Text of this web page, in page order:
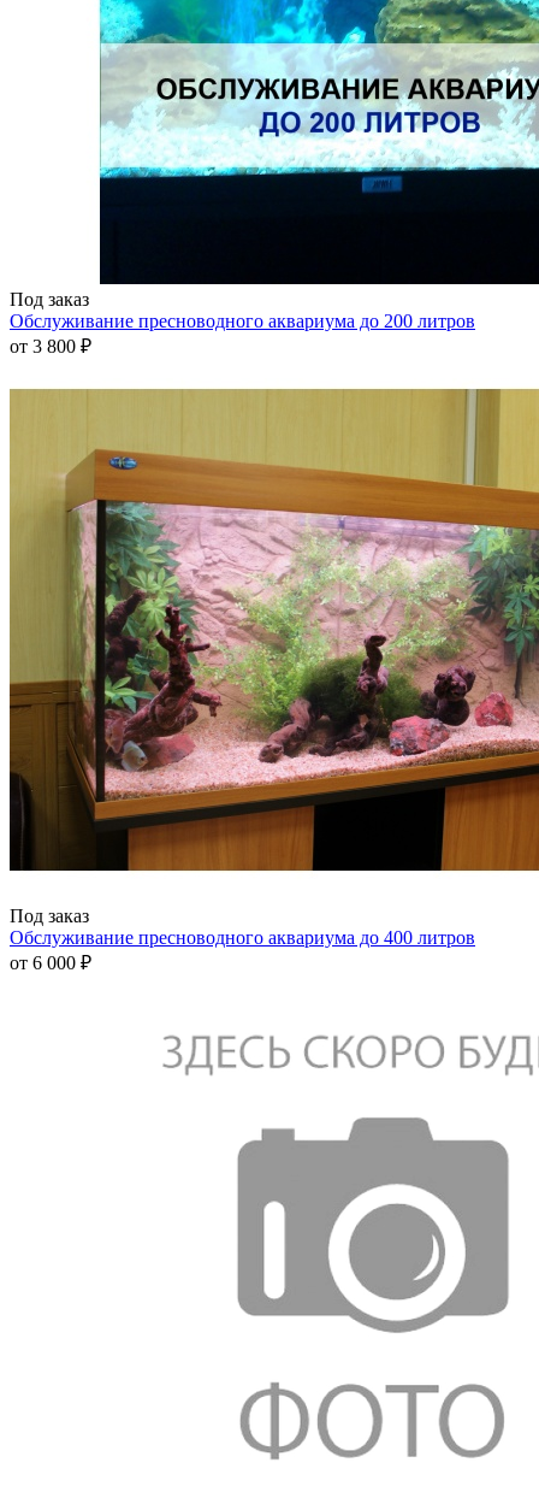
Под заказ
Обслуживание пресноводного аквариума до 200 литров
от 3 800 ₽
Под заказ
Обслуживание пресноводного аквариума до 400 литров
от 6 000 ₽